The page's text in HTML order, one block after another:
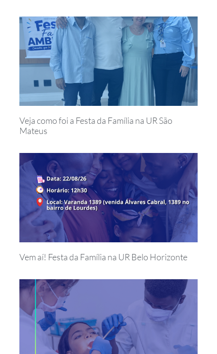
Veja como foi a Festa da Família na UR São
Mateus
Vem aí! Festa da Família na UR Belo Horizonte